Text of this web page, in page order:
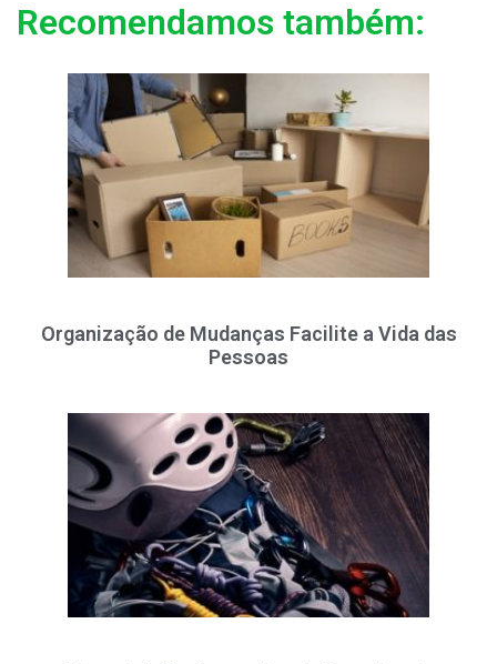
Recomendamos também:
Organização de Mudanças Facilite a Vida das
Pessoas